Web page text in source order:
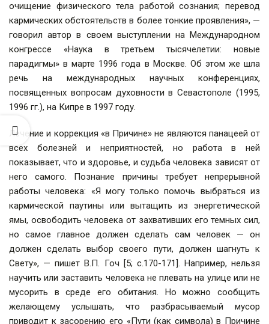
очищение физического тела работой сознания; перевод
кармических обстоятельств в более тонкие проявления», —
говорил автор в своем выступлении на Международном
конгрессе «Наука в третьем тысячелетии: новые
парадигмы» в марте 1996 года в Москве. Об этом же шла
речь на международных научных конференциях,
посвященных вопросам духовности в Севастополе (1995,
1996 гг.), на Кипре в 1997 году.
Лечение и коррекция «в Причине» не являются панацеей от
всех болезней и неприятностей, но работа в ней
показывает, что и здоровье, и судьба человека зависят от
него самого. Познание причины требует непрерывной
работы человека: «Я могу только помочь выбраться из
кармической паутины или вытащить из энергетической
ямы, освободить человека от захвативших его темных сил,
но самое главное должен сделать сам человек — он
должен сделать выбор своего пути, должен шагнуть к
Свету», — пишет В.П. Гоч [5; с.170-171]. Например, нельзя
научить или заставить человека не плевать на улице или не
мусорить в среде его обитания. Но можно сообщить
желающему услышать, что разбрасываемый мусор
приводит к засорению его «Пути (как символа) в Причине